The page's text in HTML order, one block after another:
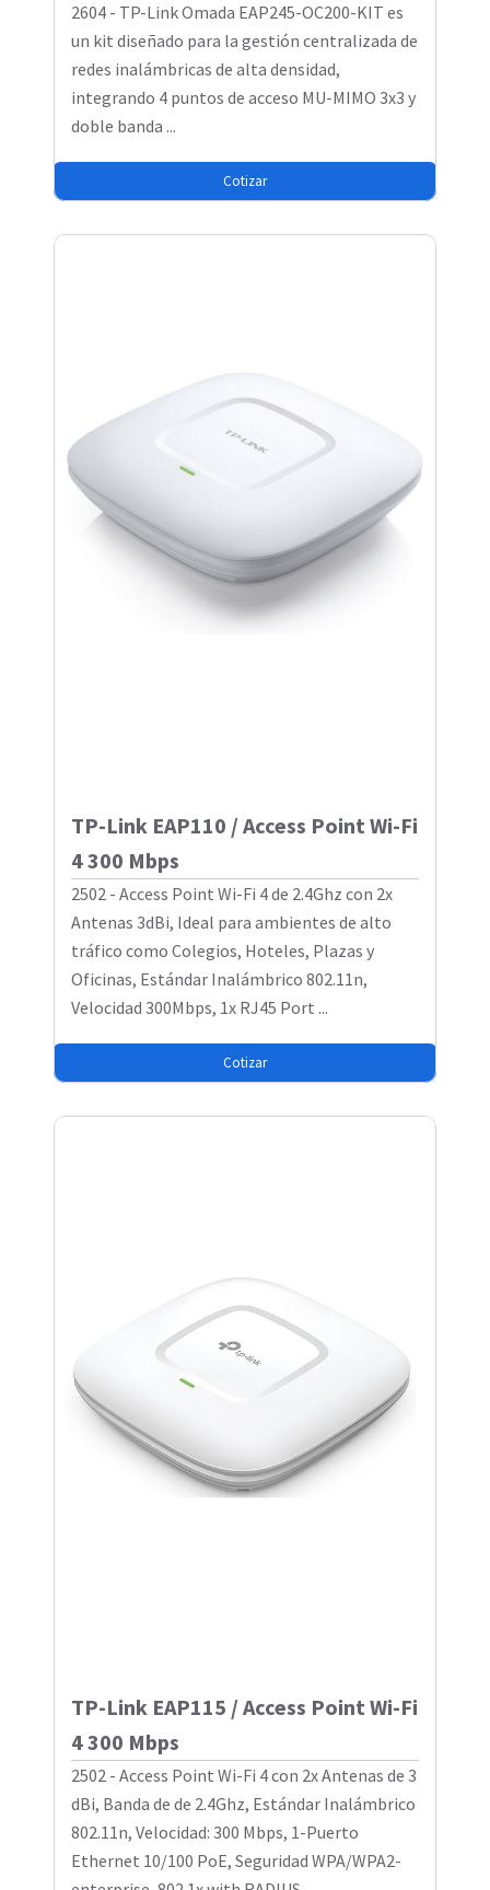
2604 - TP-Link Omada EAP245-OC200-KIT es
un kit diseñado para la gestión centralizada de
redes inalámbricas de alta densidad,
integrando 4 puntos de acceso MU-MIMO 3x3 y
doble banda ...
Cotizar
TP-Link EAP110 / Access Point Wi-Fi
4 300 Mbps
2502 - Access Point Wi-Fi 4 de 2.4Ghz con 2x
Antenas 3dBi, Ideal para ambientes de alto
tráfico como Colegios, Hoteles, Plazas y
Oficinas, Estándar Inalámbrico 802.11n,
Velocidad 300Mbps, 1x RJ45 Port ...
Cotizar
TP-Link EAP115 / Access Point Wi-Fi
4 300 Mbps
2502 - Access Point Wi-Fi 4 con 2x Antenas de 3
dBi, Banda de de 2.4Ghz, Estándar Inalámbrico
802.11n, Velocidad: 300 Mbps, 1-Puerto
Ethernet 10/100 PoE, Seguridad WPA/WPA2-